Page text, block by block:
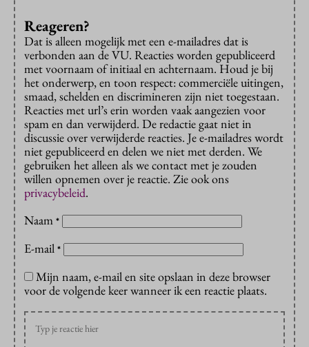
Reageren?
Dat is alleen mogelijk met een e-mailadres dat is
verbonden aan de VU. Reacties worden gepubliceerd
met voornaam of initiaal en achternaam. Houd je bij
het onderwerp, en toon respect: commerciële uitingen,
smaad, schelden en discrimineren zijn niet toegestaan.
Reacties met url’s erin worden vaak aangezien voor
spam en dan verwijderd. De redactie gaat niet in
discussie over verwijderde reacties. Je e-mailadres wordt
niet gepubliceerd en delen we niet met derden. We
gebruiken het alleen als we contact met je zouden
willen opnemen over je reactie. Zie ook ons
privacybeleid.
Naam *
E-mail *
Mijn naam, e-mail en site opslaan in deze browser
voor de volgende keer wanneer ik een reactie plaats.